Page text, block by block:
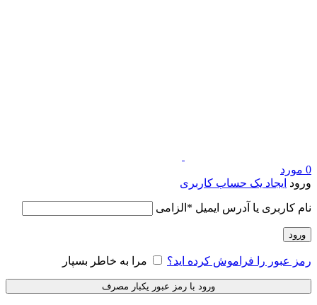
0 مورد
ورود ایجاد یک حساب کاربری
نام کاربری یا آدرس ایمیل * الزامی
ورود
رمز عبور را فراموش کرده اید؟ مرا به خاطر بسپار
ورود با رمز عبور یکبار مصرف